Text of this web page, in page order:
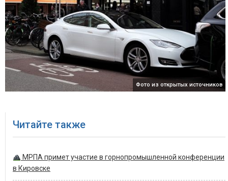
Фото из открытых источников
Читайте также
МРПА примет участие в горнопромышленной конференции
в Кировске